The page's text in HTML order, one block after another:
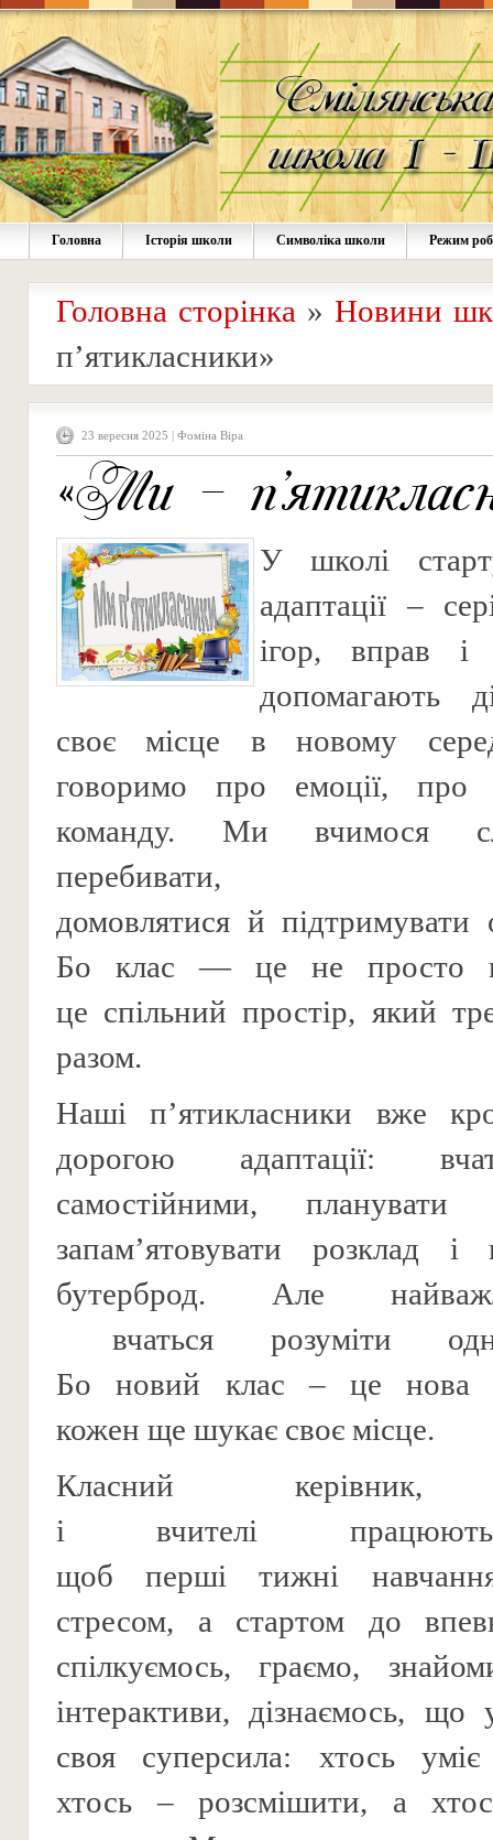
Головна Історія школи Символіка школи Режим
Головна сторінка » Новини
п’ятикласники»
23 вересня 2025 | Фоміна Віра
«Ми –
У школі
адаптації –
ігор, вправ і
допомагають
своє місце в новому
говоримо про емоції, про
команду. Ми вчимося
перебивати,
домовлятися й підтримувати
Бо клас — це не просто
це спільний простір, який
разом.
Наші п’ятикласники вже
дорогою адаптації:
самостійними,
запам’ятовувати розклад і
бутерброд. Але
вчаться розуміти
Бо новий клас – це нова
кожен ще шукає своє місце.
Класний керівник,
і вчителі
щоб перші тижні
стресом, а стартом до
спілкуємось, граємо,
інтерактиви, дізнаємось,
своя суперсила: хтось уміє
хтось – розсмішити, а